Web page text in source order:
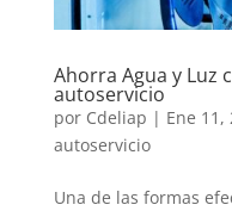
Ahorra Agua y Luz
autoservicio
por Cdeliap | Ene 11,
autoservicio
Una de las formas